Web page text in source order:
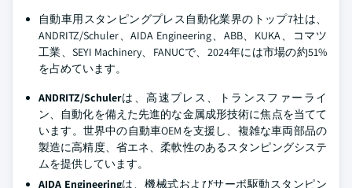
自動車用スタンピングプレス自動化業界のトップ7社は、
ANDRITZ/Schuler、AIDA Engineering、ABB、KUKA、コマツ
工業、SEYI Machinery、FANUCで、2024年には市場の約51%
を占めています。
ANDRITZ/Schulerは、高速プレス、トランスファーライ
ン、自動化を備えた先進的な金属成形技術に焦点を当てて
います。世界中の自動車OEMを支援し、複雑な車両部品の
製造に高精度、省エネ、柔軟性のあるスタンピングシステ
ムを提供しています。
AIDA Engineeringは、機械式およびサーボ駆動スタンピン